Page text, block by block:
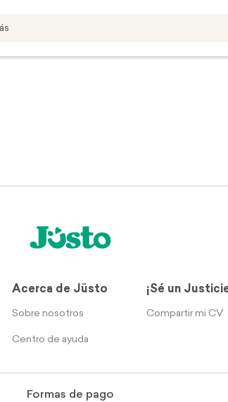
Acerca de Jüsto
Sobre nosotros
Centro de ayuda
¡Sé un
Compartir mi CV
Formas de pago